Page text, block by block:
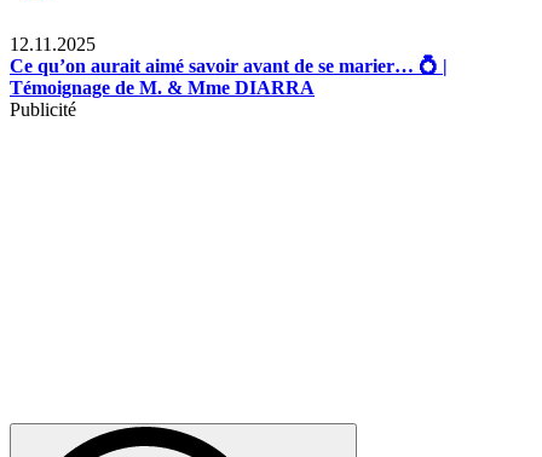
12.11.2025
Ce qu’on aurait aimé savoir avant de se marier… 💍 |
Témoignage de M. & Mme DIARRA
Publicité